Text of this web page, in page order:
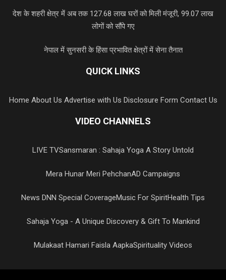
देश के शहरी क्षेत्र में अब तक 127.68 लाख घरों को मिली मंजूरी, 99.07 लाख
लोगों को सौंपे गए
नेपाल में सुनसरी के हिंसा प्रभावित क्षेत्रों में सेना तैनात
QUICK LINKS
Home About Us Advertise with Us Disclosure Form Contact Us
VIDEO CHANNELS
LIVE TVSansmaran : Sahaja Yoga A Story Untold
Mera Hunar Meri PehchanAD Campaigns
News DNN Special CoverageMusic For SpiritHealth Tips
Sahaja Yoga - A Unique Discovery & Gift To Mankind
Mulakaat Hamari Faisla AapkaSpirituality Videos